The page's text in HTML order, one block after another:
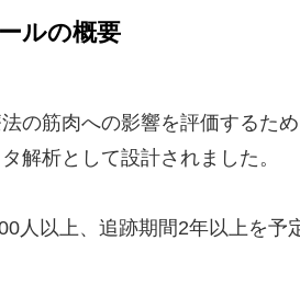
ルの概要
の筋肉への影響を評価するた
解析として設計されました。
人以上、追跡期間2年以上を